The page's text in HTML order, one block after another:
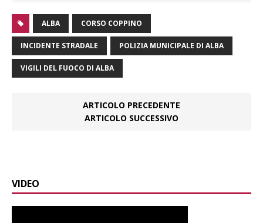
ALBA CORSO COPPINO
INCIDENTE STRADALE POLIZIA MUNICIPALE DI ALBA
VIGILI DEL FUOCO DI ALBA
ARTICOLO PRECEDENTE
ARTICOLO SUCCESSIVO
VIDEO